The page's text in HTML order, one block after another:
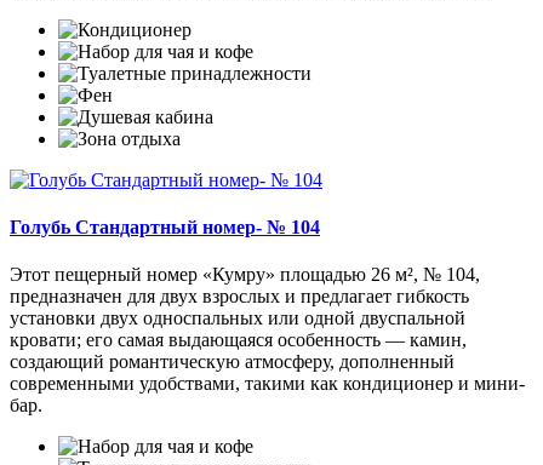
Голубь Стандартный номер- № 104
Этот пещерный номер «Кумру» площадью 26 м², № 104,
предназначен для двух взрослых и предлагает гибкость
установки двух односпальных или одной двуспальной
кровати; его самая выдающаяся особенность — камин,
создающий романтическую атмосферу, дополненный
современными удобствами, такими как кондиционер и мини-
бар.